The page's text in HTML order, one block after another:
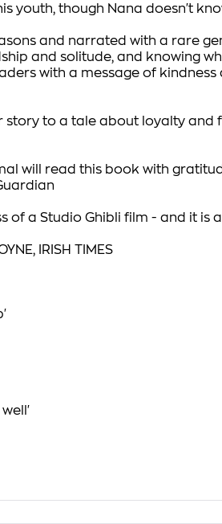
youth, though Nana doesn't
and narrated with a rare
and solitude, and knowing
with a message of
to a tale about loyalty and
will read this book with
of a Studio Ghibli film - and it is
IRISH TIMES